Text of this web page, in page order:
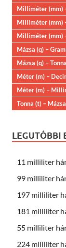
Milliméter (mm)
Milliméter (mm)
Milliméter (mm)
Mázsa (q) –
Mázsa (q) –
Méter (m) –
Méter (m) –
Tonna (t) –
LEGUTÓBBI
11 milliliter
99 milliliter
197 milliliter
181 milliliter
55 milliliter
224 milliliter